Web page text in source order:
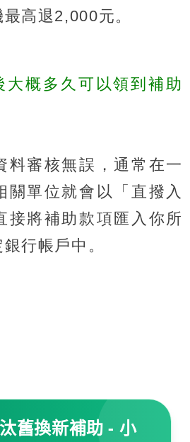
高退2,000元。
大概多久可以領到補助
料審核無誤，通常在一
關單位就會以「直撥入
接將補助款項匯入你所
行帳戶中。